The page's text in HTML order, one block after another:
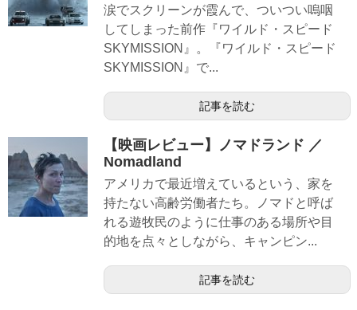
涙でスクリーンが霞んで、ついつい嗚咽
してしまった前作『ワイルド・スピード
SKYMISSION』。『ワイルド・スピード
SKYMISSION』で...
記事を読む
【映画レビュー】ノマドランド ／
Nomadland
アメリカで最近増えているという、家を
持たない高齢労働者たち。ノマドと呼ば
れる遊牧民のように仕事のある場所や目
的地を点々としながら、キャンピン...
記事を読む